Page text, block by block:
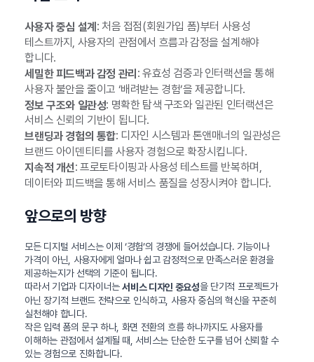
사용자 중심 설계 : 처음 접점(회원가입 폼)부터 사용성
테스트까지, 사용자의 관점에서 흐름과 감정을 설계해야
합니다.
세밀한 피드백과 감정 관리 : 유효성 검증과 인터랙션을 통해
사용자 불안을 줄이고 ‘배려받는 경험’을 제공합니다.
정보 구조와 일관성: 명확한 탐색 구조와 일관된 인터랙션은
서비스 신뢰의 기반이 됩니다.
브랜딩과 경험의 통합: 디자인 시스템과 톤앤매너의 일관성은
브랜드 아이덴티티를 사용자 경험으로 확장시킵니다.
지속적 개선: 프로토타이핑과 사용성 테스트를 반복하며,
데이터와 피드백을 통해 서비스 품질을 성장시켜야 합니다.
앞으로의 방향
모든 디지털 서비스는 이제 ‘경험’의 경쟁에 들어섰습니다. 기능이나
가격이 아닌, 사용자에게 얼마나 쉽고 감정적으로 만족스러운 환경을
제공하는지가 선택의 기준이 됩니다.
따라서 기업과 디자이너는서비스 디자인 중요성을 단기적 프로젝트가
아닌 장기적 브랜드 전략으로 인식하고, 사용자 중심의 혁신을 꾸준히
실천해야 합니다.
작은 입력 폼의 문구 하나, 화면 전환의 흐름 하나까지도 사용자를
이해하는 관점에서 설계될 때, 서비스는 단순한 도구를 넘어 신뢰할 수
있는 경험으로 진화합니다.